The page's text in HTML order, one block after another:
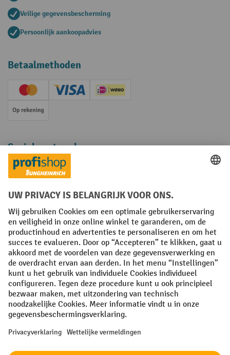
Veilige gegevensbescherming
Persoonlijk aankoopadvies
Betaalmethoden
Creditcard (Master)Creditcard (Visa)iDEAL | Wero
Op rekening
Sociale netwerken
Facebook
YouTube
LinkedInInstagram
Algemene leveringsvoorwaarden Copyright
Privacyverklaring Privacy Instellingen
All prices excl. VAT plusshipping costs and possible delivery charges,
if not stated otherwise.
¹ De korting is geldig zolang de voorraad strekt. De korting is niet van
toepassing op speciale prijzen. Een combinatie met andere
procentuele kortingen of vouchers is niet mogelijk. | ² De korting
nieuwsbrief. De voucher is 10 dagen geldig en kan online worden